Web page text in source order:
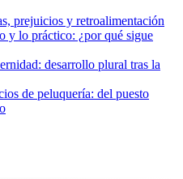
prejuicios y retroalimentación
y lo práctico: ¿por qué sigue
desarrollo plural tras la
de peluquería: del puesto